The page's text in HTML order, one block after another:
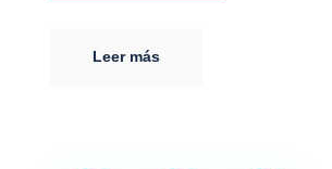
Leer más